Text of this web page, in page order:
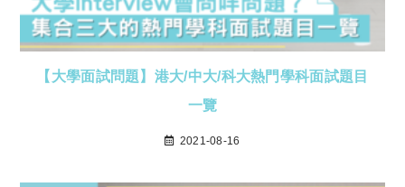
【大學面試問題】港大/中大/科大熱門學科面試題目
一覽
2021-08-16